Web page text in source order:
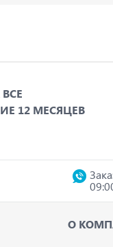
12 МЕСЯЦЕВ
О